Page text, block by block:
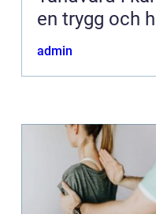
en trygg och
admin